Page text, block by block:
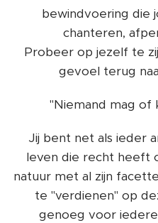
bewindvoering die
chanteren,
Probeer op jezelf te
gevoel terug
"Niemand mag of
Jij bent net als ieder
leven die recht heeft
natuur met al zijn
te "verdienen" op
genoeg voor